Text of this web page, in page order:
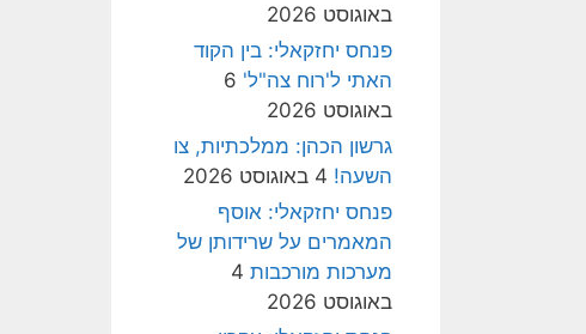
באוגוסט 2026
פנחס יחזקאלי: בין הקוד
האתי ל'רוח צה"ל' 6
באוגוסט 2026
גרשון הכהן: ממלכתיות, צו
השעה! 4 באוגוסט 2026
פנחס יחזקאלי: אוסף
המאמרים על שרידותן של
מערכות מורכבות 4
באוגוסט 2026